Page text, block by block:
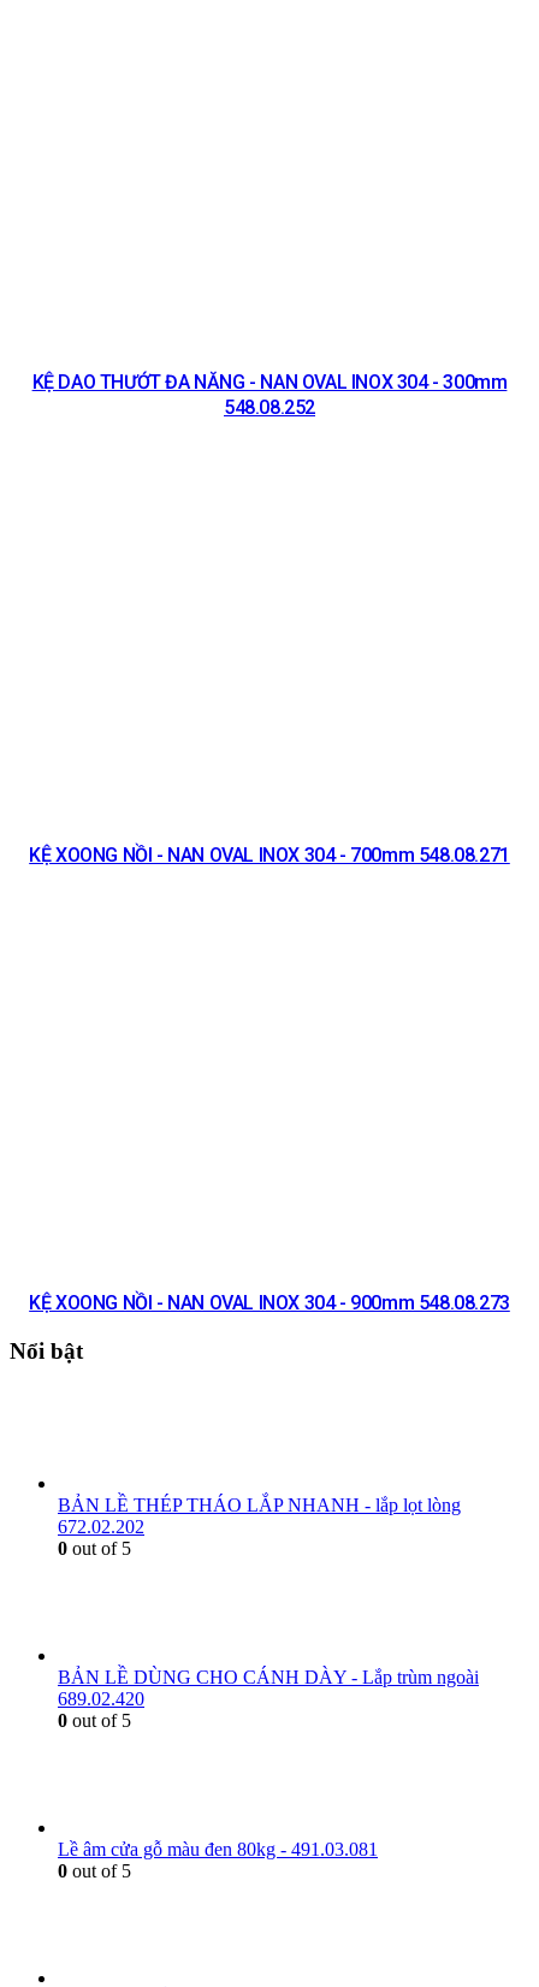
KỆ DAO THƯỚT ĐA NĂNG - NAN OVAL INOX 304 - 300mm
548.08.252
KỆ XOONG NỒI - NAN OVAL INOX 304 - 700mm 548.08.271
KỆ XOONG NỒI - NAN OVAL INOX 304 - 900mm 548.08.273
Nổi bật
BẢN LỀ THÉP THÁO LẮP NHANH - lắp lọt lòng
672.02.202
0 out of 5
BẢN LỀ DÙNG CHO CÁNH DÀY - Lắp trùm ngoài
689.02.420
0 out of 5
Lề âm cửa gỗ màu đen 80kg - 491.03.081
0 out of 5